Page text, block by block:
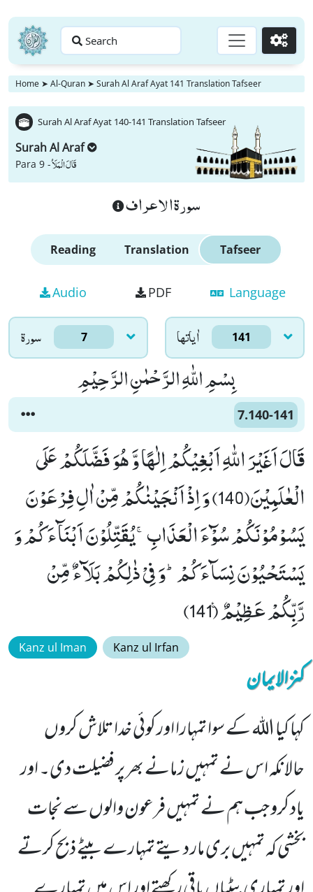
Search Go
Home ➤ Al-Quran ➤ Surah Al Araf Ayat 141 Translation Tafseer
Surah Al Araf Ayat 140-141 Translation Tafseer
Surah Al Araf
Para 9 -قَالَ الْمَلَاُ
سورة الاعراف
Reading Translation Tafseer
Audio PDF Language
سورۃ 7 اٰياتها 141
بِسْمِ اللّٰهِ الرَّحْمٰنِ الرَّحِیْمِ
7.140-141
قَالَ اَغَیْرَ اللّٰهِ اَبْغِیْكُمْ اِلٰهًا وَّ هُوَ فَضَّلَكُمْ عَلَى
الْعٰلَمِیْنَ(140) وَ اِذْ اَنْجَیْنٰكُمْ مِّنْ اٰلِ فِرْعَوْنَ
یَسُوْمُوْنَكُمْ سُوْٓءَ الْعَذَابِۚ-یُقَتِّلُوْنَ اَبْنَآءَكُمْ وَ
یَسْتَحْیُوْنَ نِسَآءَكُمْؕ-وَ فِیْ ذٰلِكُمْ بَلَآءٌ مِّنْ
رَّبِّكُمْ عَظِیْمٌ۠ (141)
Kanz ul Iman Kanz ul Irfan
کنزالایمان
کہا کیا اللہ کے سوا تمہارا اور کوئی خدا تلاش کروں
حالانکہ اس نے تمہیں زمانے بھر پر فضیلت دی۔ اور
یاد کرو جب ہم نے تمہیں فرعون والوں سے نجات
بخشی کہ تمہیں بری مار دیتے تمہارے بیٹے ذبح کرتے